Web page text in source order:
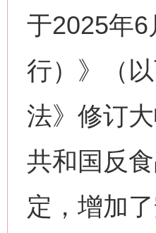
于2025年
行）》（
法》修订
共和国反
定，增加